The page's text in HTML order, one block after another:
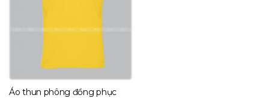
Áo thun phông đồng phục